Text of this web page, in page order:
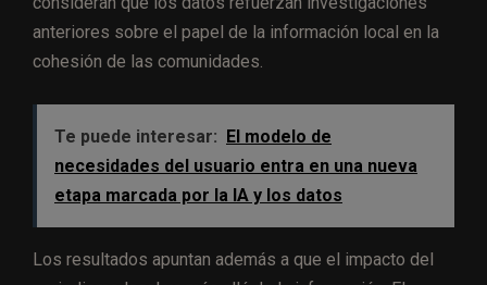
anteriores sobre el papel de la información local en la
cohesión de las comunidades.
Te puede interesar:
El modelo de
necesidades del usuario entra en una nueva
etapa marcada por la IA y los datos
Los resultados apuntan además a que el impacto del